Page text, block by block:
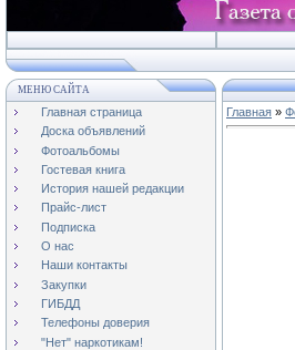
МЕНЮ САЙТА
Главная страница
Доска объявлений
Фотоальбомы
Гостевая книга
История нашей редакции
Прайс-лист
Подписка
О нас
Наши контакты
Закупки
ГИБДД
Телефоны доверия
"Нет" наркотикам!
Главная »